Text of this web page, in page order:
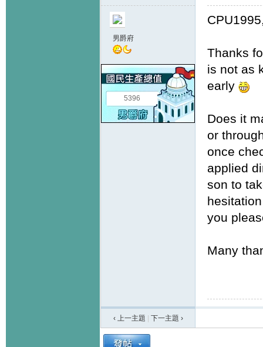
男爵府
5396
Thanks
is not as
early
Does it
or
once
applied
son to
you
Many
‹ 上一主題 下一主題 ›